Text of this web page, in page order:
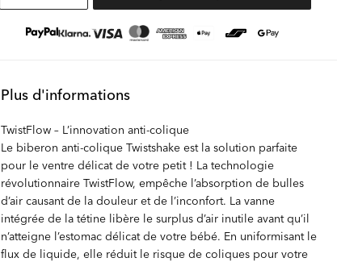
Plus d'informations
TwistFlow – L’innovation anti-colique
Le biberon anti-colique Twistshake est la solution parfaite
pour le ventre délicat de votre petit ! La technologie
révolutionnaire TwistFlow, empêche l’absorption de bulles
d’air causant de la douleur et de l’inconfort. La vanne
intégrée de la tétine libère le surplus d’air inutile avant qu’il
n’atteigne l’estomac délicat de votre bébé. En uniformisant le
flux de liquide, elle réduit le risque de coliques pour votre